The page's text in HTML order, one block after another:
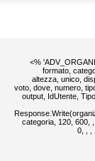
<%
formato,
altezza, unico,
voto, dove, numero,
output, IdUtente,
categoria, 120, 600,
0, , ,